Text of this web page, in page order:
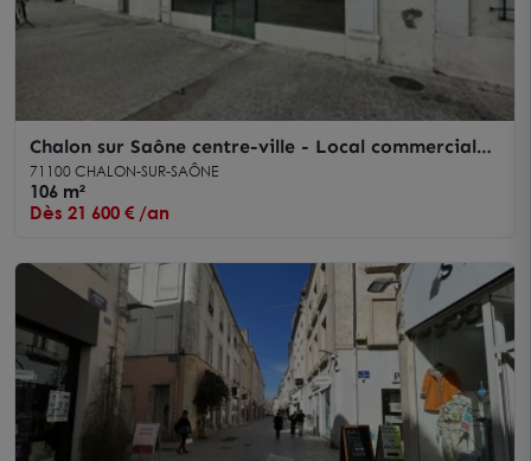
Chalon sur Saône centre-ville - Local commercial
100 m² à louer
71100 CHALON-SUR-SAÔNE
106 m²
Dès 21 600 € /an